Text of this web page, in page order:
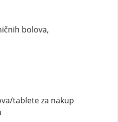
bolova,
tablete za nakup